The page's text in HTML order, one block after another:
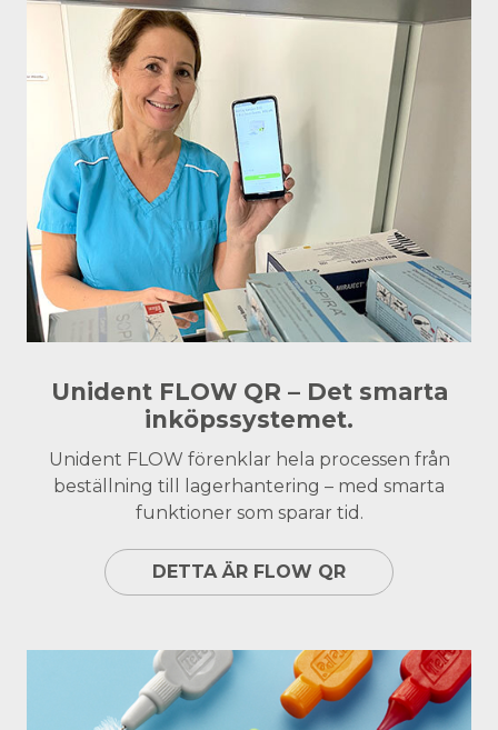
Unident FLOW QR – Det smarta
inköpssystemet.
Unident FLOW förenklar hela processen från
beställning till lagerhantering – med smarta
funktioner som sparar tid.
DETTA ÄR FLOW QR